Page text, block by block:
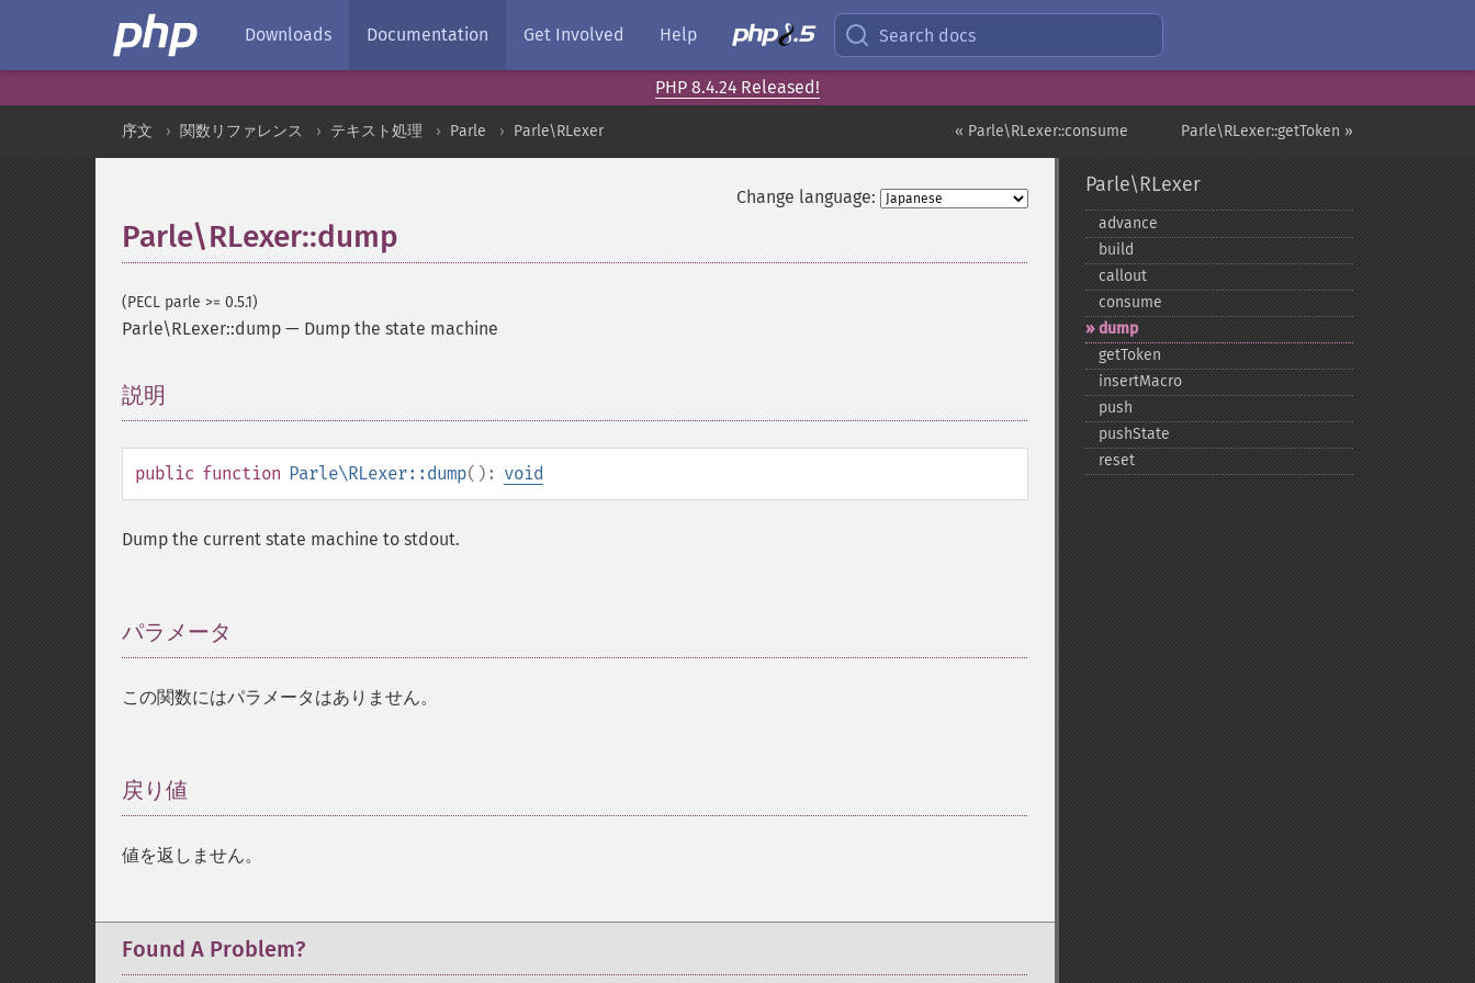
Downloads Documentation Get Involved Help Search docs
PHP 8.4.24 Released!
Parle\RLexer::getToken »
« Parle\RLexer::consume
序文 関数リファレンス テキスト処理 Parle Parle\RLexer
Change language:
Parle\RLexer::dump
(PECL parle >= 0.5.1)
Parle\RLexer::dump — Dump the state machine
説明
public function Parle\RLexer::dump(): void
Dump the current state machine to stdout.
パラメータ
この関数にはパラメータはありません。
戻り値
値を返しません。
Found A Problem?
Parle\RLexer
advance
build
callout
consume
dump
getToken
insertMacro
push
pushState
reset